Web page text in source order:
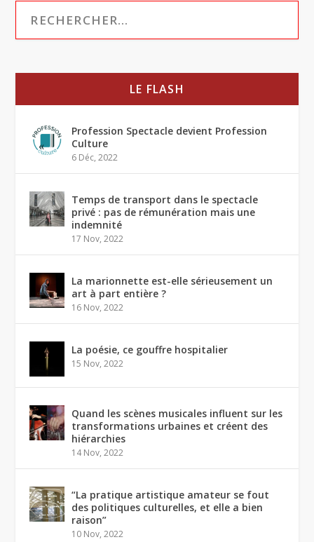
LE FLASH
Profession Spectacle devient Profession
Culture
6 Déc, 2022
Temps de transport dans le spectacle
privé : pas de rémunération mais une
indemnité
17 Nov, 2022
La marionnette est-elle sérieusement un
art à part entière ?
16 Nov, 2022
La poésie, ce gouffre hospitalier
15 Nov, 2022
Quand les scènes musicales influent sur les
transformations urbaines et créent des
hiérarchies
14 Nov, 2022
“La pratique artistique amateur se fout
des politiques culturelles, et elle a bien
raison”
10 Nov, 2022